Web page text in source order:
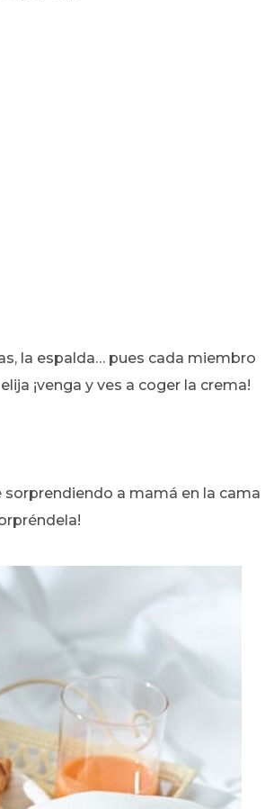
la espalda… pues cada miembro
¡venga y ves a coger la crema!
sorprendiendo a mamá en la cama